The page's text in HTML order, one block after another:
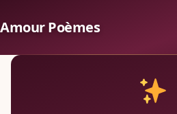
au
Amour Poèmes